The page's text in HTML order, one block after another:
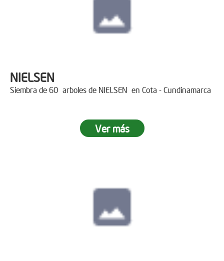
NIELSEN
Siembra de 60 arboles de NIELSEN en Cota - Cundinamarca
Ver más